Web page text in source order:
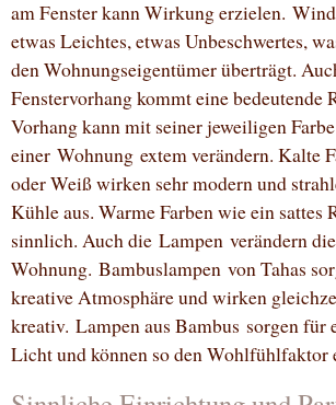
am Fenster kann Wirkung erzielen.
etwas Leichtes, etwas Unbeschwertes,
den Wohnungseigentümer überträgt.
Fenstervorhang kommt eine bedeutende
Vorhang kann mit seiner jeweiligen
einer Wohnung extem verändern. Kalte
oder Weiß wirken sehr modern und
Kühle aus. Warme Farben wie ein sattes
sinnlich. Auch die Lampen verändern
Wohnung. Bambuslampen von Tahas
kreative Atmosphäre und wirken
kreativ. Lampen aus Bambus sorgen für
Licht und können so den Wohlfühlfaktor